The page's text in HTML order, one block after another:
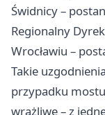
Świdnicy –
Regionalny
Wrocławiu –
Takie
przypadku
wrażliwe – z